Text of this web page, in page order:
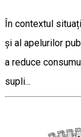
În contextul
și al apelurilor
a reduce
supli...